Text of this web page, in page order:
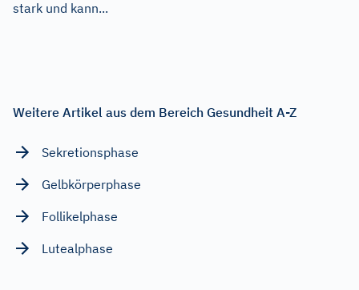
stark und kann...
Weitere Artikel aus dem Bereich Gesundheit A-Z
Sekretionsphase
Gelbkörperphase
Follikelphase
Lutealphase